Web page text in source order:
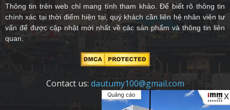
Quảng cáo X
Thông tin trên web chỉ mang tính tham khảo. Để biết rõ thông tin
chính xác tại thời điểm hiện tại, quý khách cần liên hệ nhân viên tư
vấn để được cập nhật mới nhất về các sản phẩm và thông tin liên
quan.
Contact us: dautumy100@gmail.com